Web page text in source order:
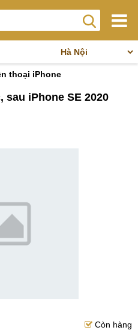
thoại iPhone
iPhone SE 2020
Còn hàng